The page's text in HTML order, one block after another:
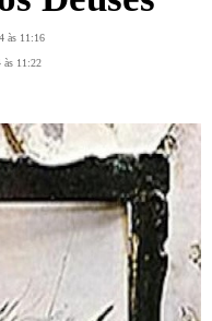
às 11:16
às 11:22